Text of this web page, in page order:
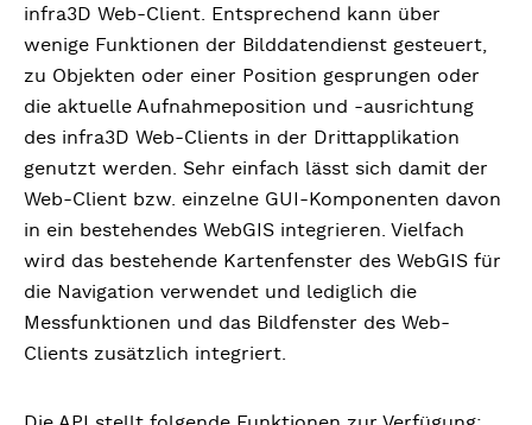
infra3D Web-Client. Entsprechend kann über
wenige Funktionen der Bilddatendienst gesteuert,
zu Objekten oder einer Position gesprungen oder
die aktuelle Aufnahmeposition und -ausrichtung
des infra3D Web-Clients in der Drittapplikation
genutzt werden. Sehr einfach lässt sich damit der
Web-Client bzw. einzelne GUI-Komponenten davon
in ein bestehendes WebGIS integrieren. Vielfach
wird das bestehende Kartenfenster des WebGIS für
die Navigation verwendet und lediglich die
Messfunktionen und das Bildfenster des Web-
Clients zusätzlich integriert.